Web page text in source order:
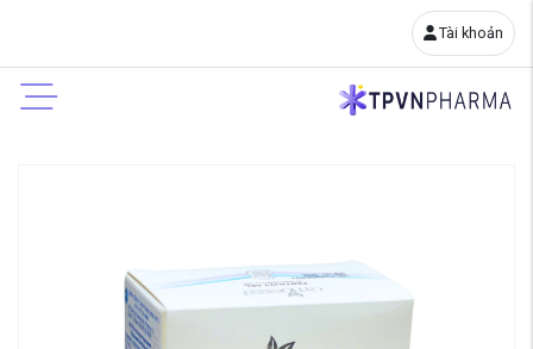
Tài khoản